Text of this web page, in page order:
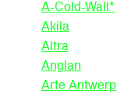
A-Cold-Wall*
Akila
Altra
Anglan
Arte Antwerp